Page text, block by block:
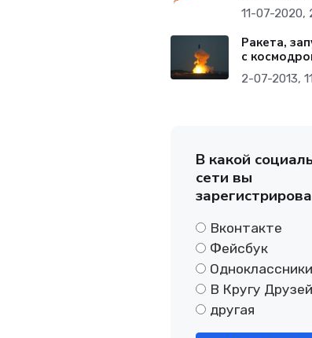
11-07-2020,
Ракета,
с
2-07-2013,
В какой
сети вы
Вконтакте
Фейсбук
Одноклассники
В Кругу Друзей
другая